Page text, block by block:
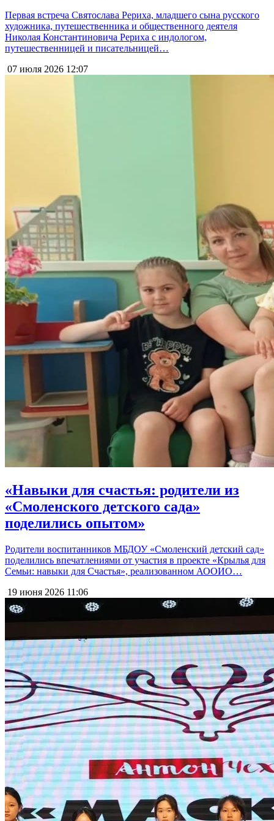
Первая встреча Святослава Рериха, младшего сына русского
художника, путешественника и общественного деятеля
Николая Константиновича Рериха с индологом,
путешественницей и писательницей…
07 июля 2026 12:07
«Навыки для счастья: родители из
«Смоленского детского сада»
поделились опытом»
Родители воспитанников МБДОУ «Смоленский детский сад»
поделились впечатлениями от участия в проекте «Крылья для
Семьи: навыки для Счастья», реализованном АООИО…
19 июня 2026 11:06